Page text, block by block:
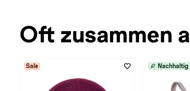
Oft zusammen
Sale Nachhaltig